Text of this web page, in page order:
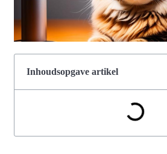
Inhoudsopgave artikel